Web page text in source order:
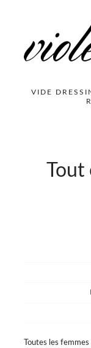
VIDE
Tout
Toutes les